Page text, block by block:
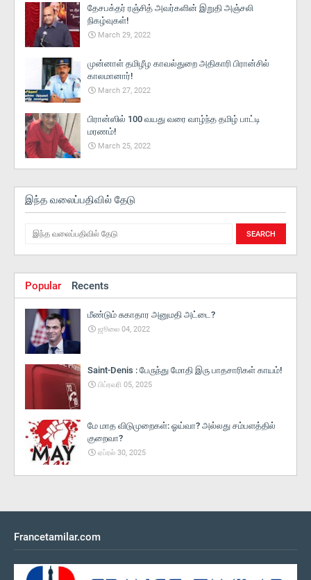
தேசபக்தர் ரஞ்சித் அவர்களின் இறுதி அஞ்சலி
நிகழ்வுகள்!
March 29, 2022
முன்னாள் தமிழீழ காவல்துறை அதிகாரி பிரான்சில்
காலமானார்!
March 27, 2022
பிரான்ஸில் 100 வயது வரை வாழ்ந்த தமிழ் பாட்டி
மரணம்!
March 25, 2022
இந்த வலைப்பதிவில் தேடு
Popular Recents
மீண்டும் சுகாதார அனுமதி அட்டை?
ஜூலை 04, 2022
Saint-Denis : பேருந்து மோதி இரு பாதசாரிகள் காயம்!
பிப்ரவரி 05, 2025
மே மாத விடுமுறைகள்: ஓய்வா? அல்லது சம்பளத்தில்
குறைவா?
ஏப்ரல் 30, 2025
Francetamilar.com